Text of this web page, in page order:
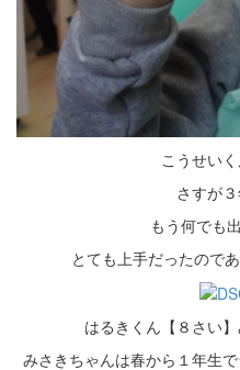
こうせい
さすが
もう何でも
とても上手だったので
はるきくん【８さい
みさきちゃんは春から１年生